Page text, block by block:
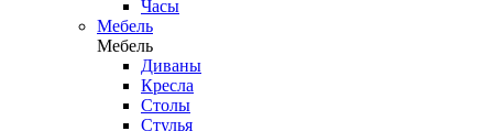
Часы
Мебель
Мебель
Диваны
Кресла
Столы
Стулья